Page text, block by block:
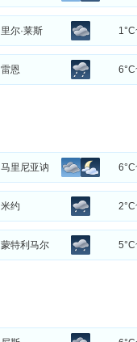
里尔·莱斯
雷恩
马里尼亚讷
米约
蒙特利马尔